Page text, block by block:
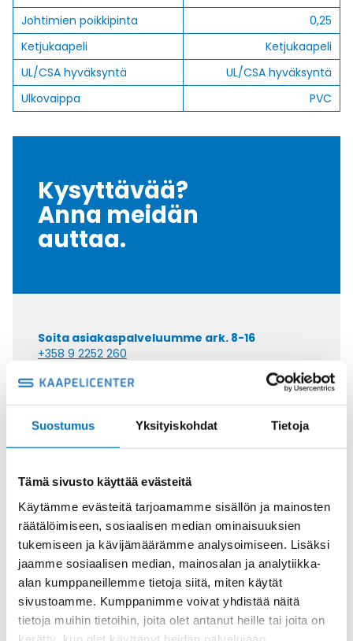
Suostumus Yksityiskohdat Tietoja
Tämä sivusto käyttää evästeitä
Käytämme evästeitä tarjoamamme sisällön ja mainosten
räätälöimiseen, sosiaalisen median ominaisuuksien
tukemiseen ja kävijämäärämme analysoimiseen. Lisäksi
jaamme sosiaalisen median, mainosalan ja analytiikka-
alan kumppaneillemme tietoja siitä, miten käytät
sivustoamme. Kumppanimme voivat yhdistää näitä
tietoja muihin tietoihin, joita olet antanut heille tai joita on
Johtimien poikkipinta
0,25
Ketjukaapeli
Ketjukaapeli
UL/CSA hyväksyntä
UL/CSA hyväksyntä
Ulkovaippa
PVC
Kysyttävää?
Anna meidän
auttaa.
Soita asiakaspalveluumme ark. 8-16
+358 9 2252 260
Tai lähetä sähköpostia
myynti@kaapelicenter.fi
Saman kaapelin eri versiot
Ketjukaapeli KAWEFLEX 6410 SK-C-
PVC UL/CSA 7X0,34 (AWG22)